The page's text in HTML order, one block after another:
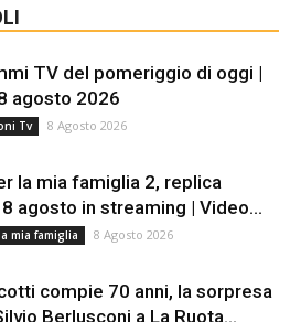
TV del pomeriggio di oggi |
agosto 2026
Tv 8 Agosto 2026
la mia famiglia 2, replica
agosto in streaming | Video...
mia famiglia 8 Agosto 2026
compie 70 anni, la sorpresa
Berlusconi a La Ruota...